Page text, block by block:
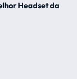
Headset da